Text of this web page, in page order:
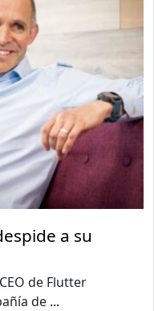
a su
de Flutter
de ...